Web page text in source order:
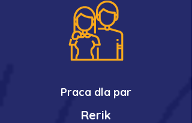
Praca dla par
Rerik